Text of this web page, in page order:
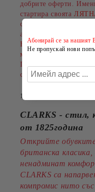
добрите оферти.
стартира своята
с намаления до
аксесоари.
Намаленията важат за
марки, а количествата
Пазарувайте сега и
стил на по-добра цена!
14 Юли 2026
CLARKS - стил,
от 1825година
Открийте
британска класика,
ненадминат
CLARKS са
компромис нито
Абонирай се за
Не пропускай нови